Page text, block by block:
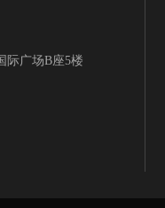
际广场B座5楼